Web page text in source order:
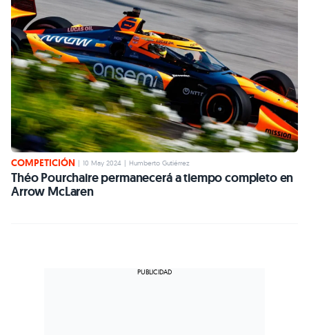
COMPETICIÓN | 10 May 2024 | Humberto Gutiérrez
Théo Pourchaire permanecerá a tiempo completo en
Arrow McLaren